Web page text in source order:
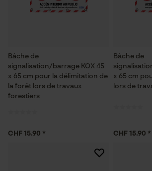
Bâche de
signalisation/barrage KOX 45
x 65 cm pour la délimitation de
la forêt lors de travaux
forestiers
CHF 15.90 *
Bâche de
x 65 cm
lors de
CHF 15.90 *